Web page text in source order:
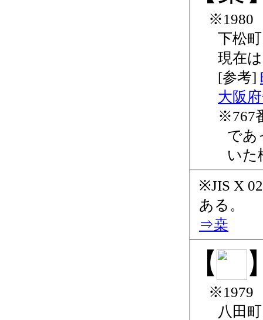
1980
下松
現在は
大阪
767
であ
いた
JIS X
ある。
桒
1979
八田